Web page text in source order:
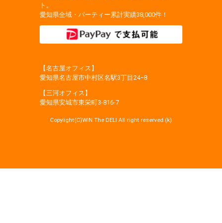
ト。
愛知県全域・パーティー累計実績38,000件！
【名古屋オフィス】
愛知県名古屋市中村区名駅3丁目24−8
【三河オフィス】
愛知県安城市東栄町3‐816‐7
Copylight(C)WIN The DELI All right reserved.(k)